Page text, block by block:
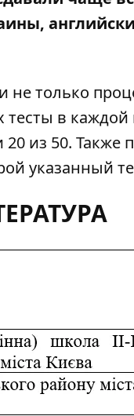
только
в каждой
из 50.
указанный